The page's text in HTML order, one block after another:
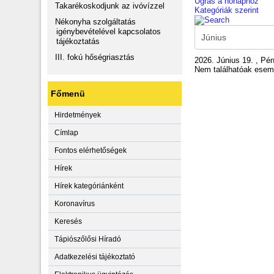
Takarékoskodjunk az ivóvízzel
Nékonyha szolgáltatás
igénybevételével kapcsolatos
tájékoztatás
III. fokú hőségriasztás
Főmenü
Hirdetmények
Címlap
Fontos elérhetőségek
Hírek
Hírek kategóriánként
Koronavírus
Keresés
Tápiószőlősi Híradó
Adatkezelési tájékoztató
Kategóriák szerint
2026. Június 19. ,
Nem találhatóak